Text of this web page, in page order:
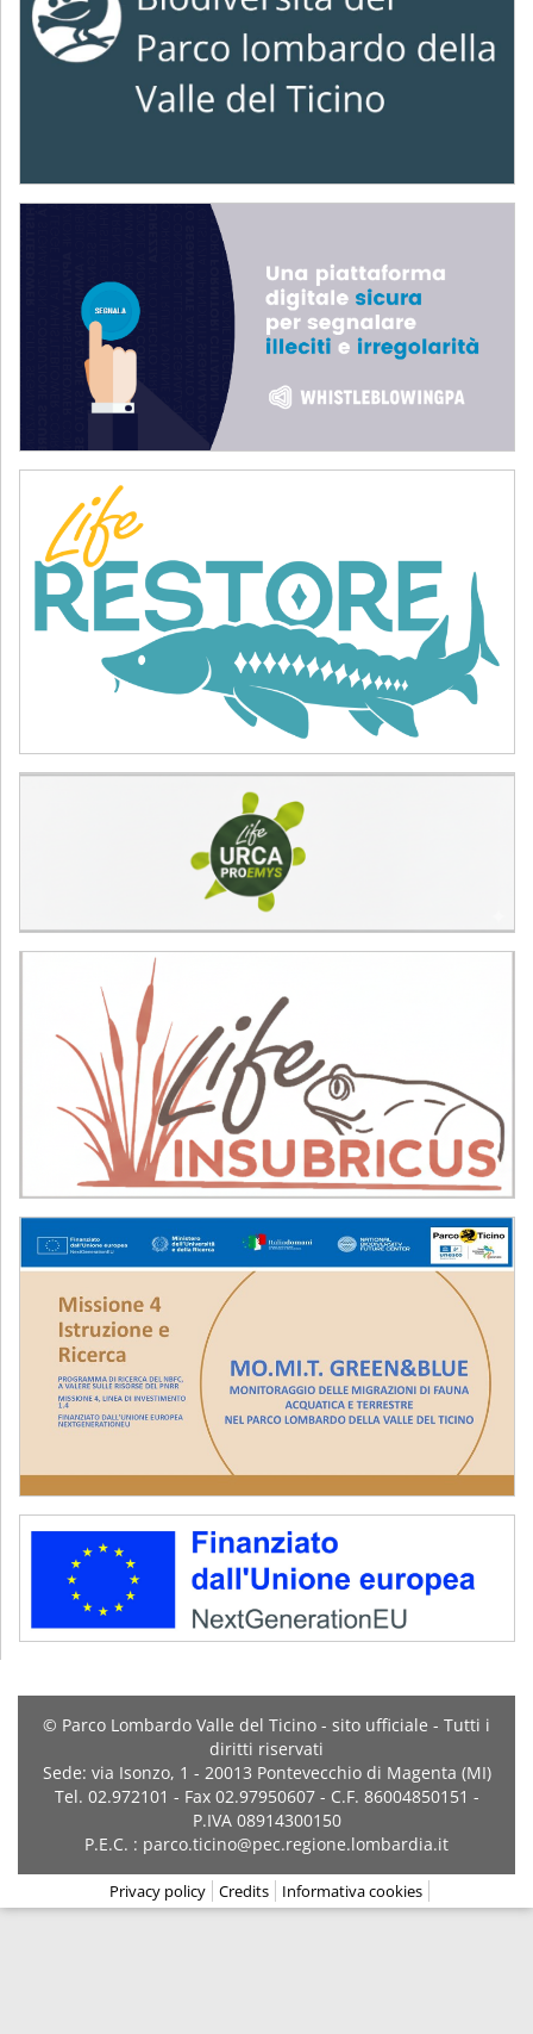
© Parco Lombardo Valle del Ticino - sito ufficiale - Tutti i
diritti riservati
Sede: via Isonzo, 1 - 20013 Pontevecchio di Magenta (MI)
Tel. 02.972101 - Fax 02.97950607 - C.F. 86004850151 -
P.IVA 08914300150
P.E.C. : parco.ticino@pec.regione.lombardia.it
Privacy policy Credits Informativa cookies